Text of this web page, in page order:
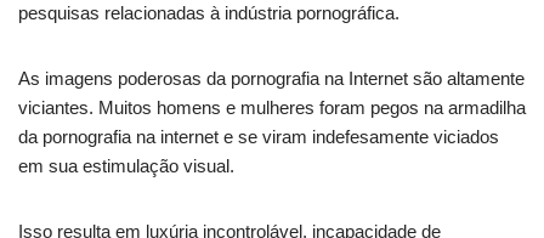
pesquisas relacionadas à indústria pornográfica.
As imagens poderosas da pornografia na Internet são altamente
viciantes. Muitos homens e mulheres foram pegos na armadilha
da pornografia na internet e se viram indefesamente viciados
em sua estimulação visual.
Isso resulta em luxúria incontrolável, incapacidade de